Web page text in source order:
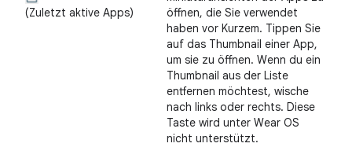
(Zuletzt aktive Apps)
öffnen, die Sie verwendet
haben vor Kurzem. Tippen Sie
auf das Thumbnail einer App,
um sie zu öffnen. Wenn du ein
Thumbnail aus der Liste
entfernen möchtest, wische
nach links oder rechts. Diese
Taste wird unter Wear OS
nicht unterstützt.